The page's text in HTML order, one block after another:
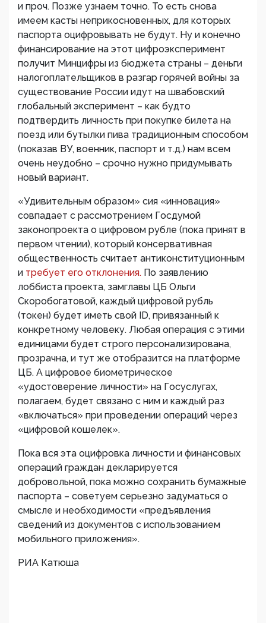
и проч. Позже узнаем точно. То есть снова
имеем касты неприкосновенных, для которых
паспорта оцифровывать не будут. Ну и конечно
финансирование на этот цифроэксперимент
получит Минцифры из бюджета страны – деньги
налогоплательщиков в разгар горячей войны за
существование России идут на швабовский
глобальный эксперимент – как будто
подтвердить личность при покупке билета на
поезд или бутылки пива традиционным способом
(показав ВУ, военник, паспорт и т.д.) нам всем
очень неудобно – срочно нужно придумывать
новый вариант.
«Удивительным образом» сия «инновация»
совпадает с рассмотрением Госдумой
законопроекта о цифровом рубле (пока принят в
первом чтении), который консервативная
общественность считает антиконституционным
и требует его отклонения. По заявлению
лоббиста проекта, замглавы ЦБ Ольги
Скоробогатовой, каждый цифровой рубль
(токен) будет иметь свой ID, привязанный к
конкретному человеку. Любая операция с этими
единицами будет строго персонализирована,
прозрачна, и тут же отобразится на платформе
ЦБ. А цифровое биометрическое
«удостоверение личности» на Госуслугах,
полагаем, будет связано с ним и каждый раз
«включаться» при проведении операций через
«цифровой кошелек».
Пока вся эта оцифровка личности и финансовых
операций граждан декларируется
добровольной, пока можно сохранить бумажные
паспорта – советуем серьезно задуматься о
смысле и необходимости «предъявления
сведений из документов с использованием
мобильного приложения».
РИА Катюша